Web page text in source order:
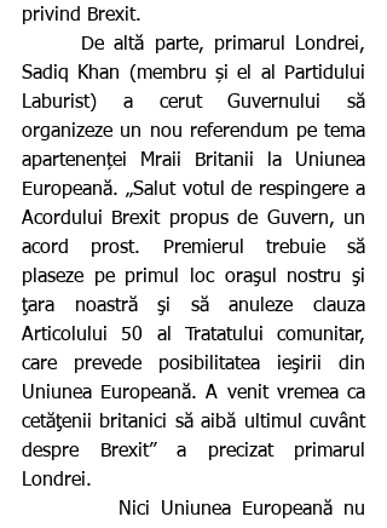
privind Brexit.
Sadiq Khan (membru și el al Partidului
Laburist) a cerut Guvernului să
organizeze un nou referendum pe tema
apartenenței Mraii Britanii la Uniunea
Europeană. „Salut votul de respingere a
Acordului Brexit propus de Guvern, un
acord prost. Premierul trebuie să
plaseze pe primul loc oraşul nostru şi
ţara noastră şi să anuleze clauza
Articolului 50 al Tratatului comunitar,
care prevede posibilitatea ieşirii din
Uniunea Europeană. A venit vremea ca
cetăţenii britanici să aibă ultimul cuvânt
despre Brexit” a precizat primarul
Londrei.